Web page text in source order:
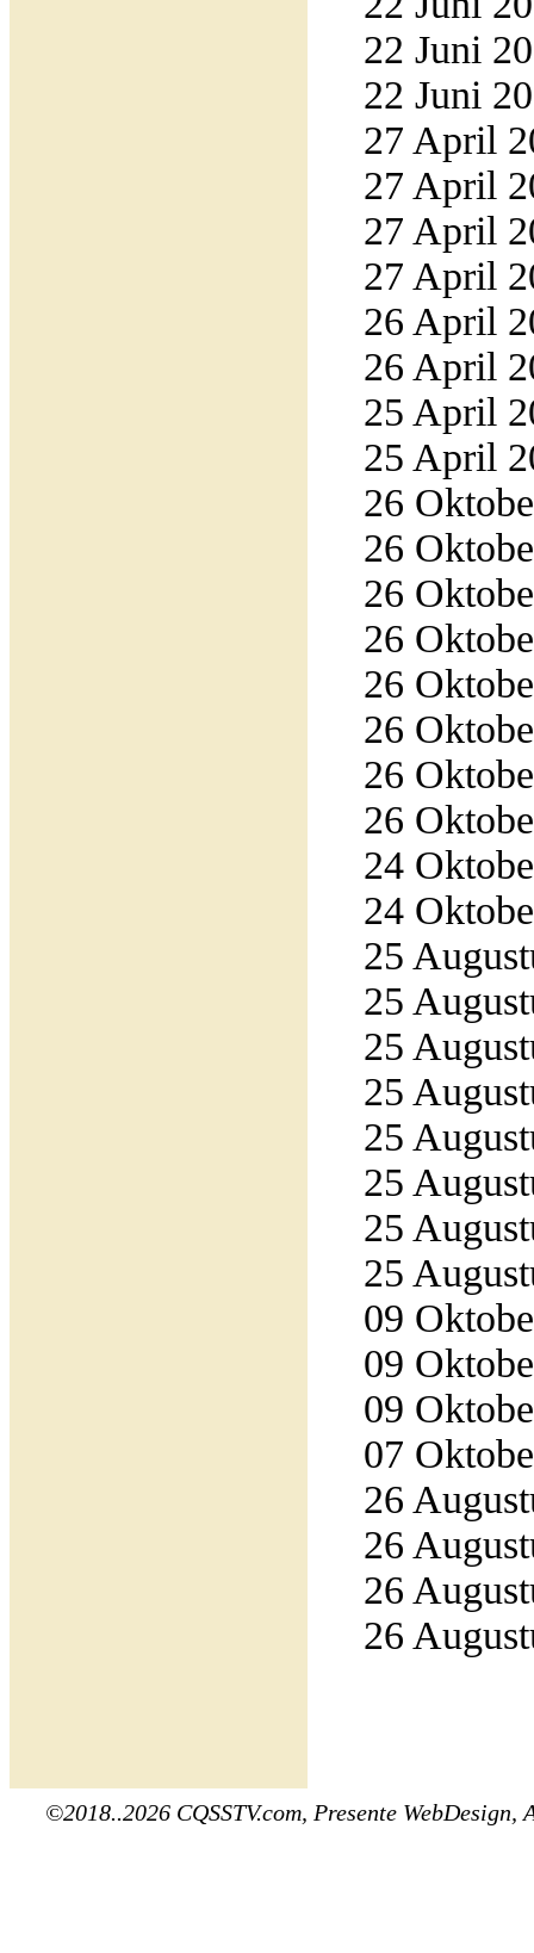
22 Juni
22 Juni
27 April
27 April
27 April
27 April
26 April
26 April
25 April
25 April
26
26
26
26
26
26
26
26
24
24
25
25
25
25
25
25
25
25
09
09
09
07
26
26
26
26
©2018..2026 CQSSTV.com, Presente WebDesign,